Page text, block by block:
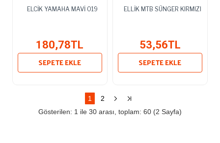
ELCİK YAMAHA MAVİ 019
180,78TL
SEPETE EKLE
ELLİK MTB SÜNGER KIRMIZI
53,56TL
SEPETE EKLE
1
2
Gösterilen: 1 ile 30 arası, toplam: 60 (2 Sayfa)